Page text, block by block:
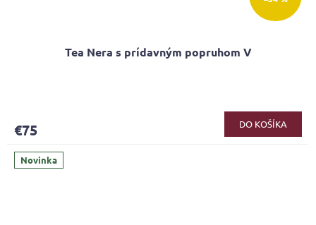
Tea Nera s prídavným popruhom V
€75 DO KOŠÍKA
Novinka